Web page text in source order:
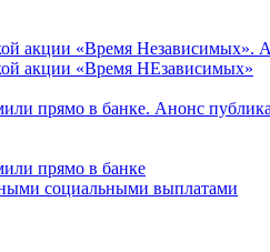
акции «Время Независимых».
акции «Время НЕзависимых»
прямо в банке. Анонс
прямо в банке
социальными выплатами